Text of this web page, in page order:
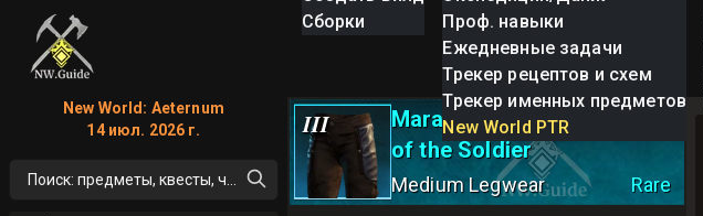
Сборки
Проф. навыки
Ежедневные задачи
Трекер рецептов и схем
Трекер именных предметов
New World PTR
III
Marauder Gladiator Pants
of the Soldier
Medium Legwear Rare
New World: Aeternum
14 июл. 2026 г.
Поиск: предметы, квесты, что угодно!